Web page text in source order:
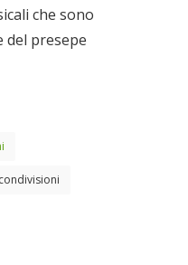
che sono
del presepe